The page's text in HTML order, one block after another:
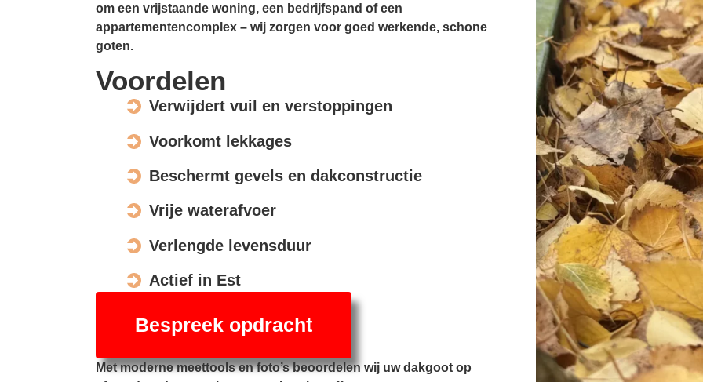
om een vrijstaande woning, een bedrijfspand of een
appartementencomplex – wij zorgen voor goed werkende, schone
goten.
Voordelen
Verwijdert vuil en verstoppingen
Voorkomt lekkages
Beschermt gevels en dakconstructie
Vrije waterafvoer
Verlengde levensduur
Actief in Est
Bespreek opdracht
Met moderne meettools en foto’s beoordelen wij uw dakgoot op